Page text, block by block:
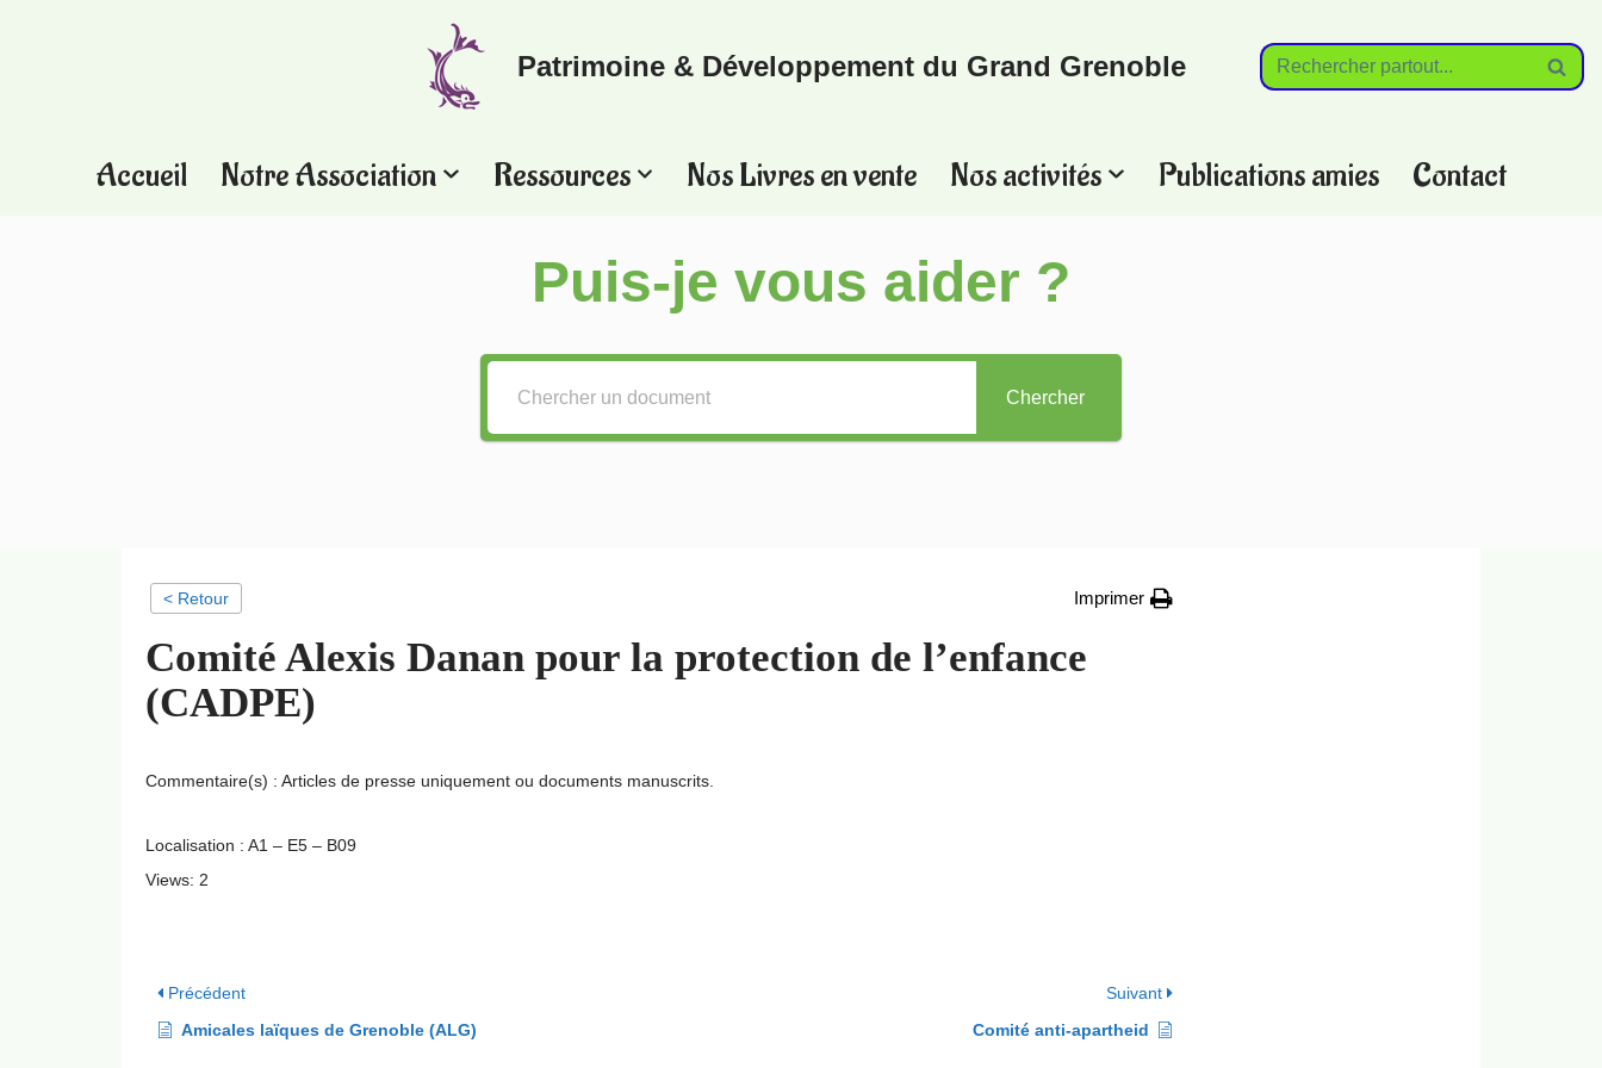
Patrimoine & Développement du Grand Grenoble
Accueil Notre Association Ressources Nos Livres en vente Nos activités Publications amies Contact
Puis-je vous aider ?
Chercher
< Retour Imprimer
Comité Alexis Danan pour la protection de l’enfance
(CADPE)
Commentaire(s) : Articles de presse uniquement ou documents manuscrits.
Localisation : A1 – E5 – B09
Views: 2
Précédent
Amicales laïques de Grenoble (ALG)
Suivant
Comité anti-apartheid